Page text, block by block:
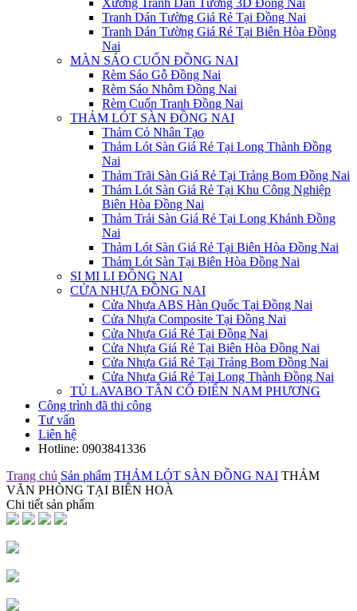
Xưởng Tranh Dán Tường 3D Đồng Nai
Tranh Dán Tường Giá Rẻ Tại Đồng Nai
Tranh Dán Tường Giá Rẻ Tại Biên Hòa Đồng
Nai
MÀN SÁO CUỐN ĐỒNG NAI
Rèm Sáo Gỗ Đồng Nai
Rèm Sáo Nhôm Đồng Nai
Rèm Cuốn Tranh Đồng Nai
THẢM LÓT SÀN ĐỒNG NAI
Thảm Cỏ Nhân Tạo
Thảm Lót Sàn Giá Rẻ Tại Long Thành Đồng
Nai
Thảm Trãi Sàn Giá Rẻ Tại Trảng Bom Đồng Nai
Thảm Lót Sàn Giá Rẻ Tại Khu Công Nghiệp
Biên Hòa Đồng Nai
Thảm Trải Sàn Giá Rẻ Tại Long Khánh Đồng
Nai
Thảm Lót Sàn Giá Rẻ Tại Biên Hòa Đồng Nai
Thảm Lót Sàn Tại Biên Hòa Đồng Nai
SI MI LI ĐỒNG NAI
CỬA NHỰA ĐỒNG NAI
Cửa Nhựa ABS Hàn Quốc Tại Đồng Nai
Cửa Nhựa Composite Tại Đồng Nai
Cửa Nhựa Giá Rẻ Tại Đồng Nai
Cửa Nhựa Giá Rẻ Tại Biên Hòa Đồng Nai
Cửa Nhựa Giá Rẻ Tại Trảng Bom Đồng Nai
Cửa Nhựa Giá Rẻ Tại Long Thành Đồng Nai
TỦ LAVABO TÂN CỔ ĐIỂN NAM PHƯƠNG
Công trình đã thi công
Tư vấn
Liên hệ
Hotline: 0903841336
Trang chủ Sản phẩm THẢM LÓT SÀN ĐỒNG NAI THẢM
VĂN PHÒNG TẠI BIÊN HOÀ
Chi tiết sản phẩm